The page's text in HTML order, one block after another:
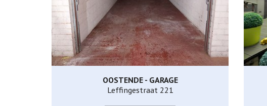
Ja
OOSTENDE - GARAGE
Leffingestraat 221